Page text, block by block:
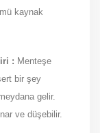
kaynak
: Menteşe
bir şey
gelir.
ve düşebilir.